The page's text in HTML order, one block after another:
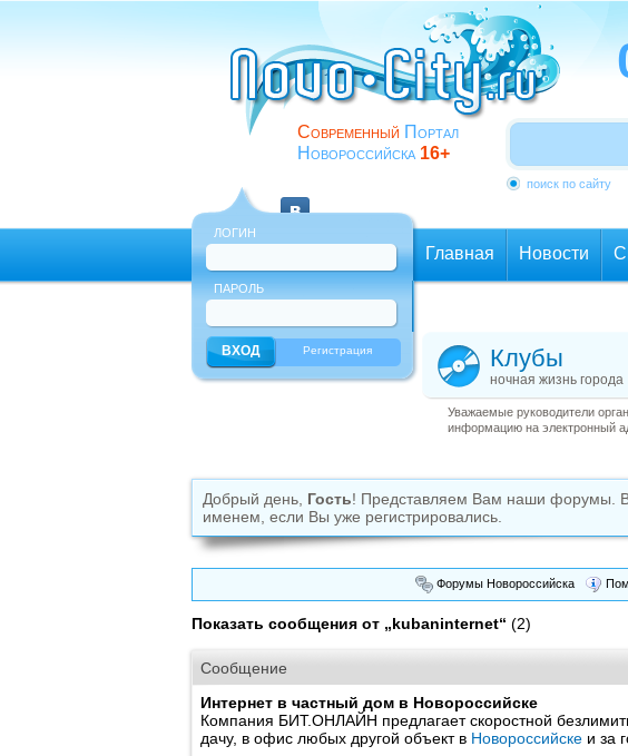
Современный Портал
Новороссийска 16+
поиск по сайту
ЛОГИН
ПАРОЛЬ
Регистрация
Главная Новости
Клубы
ночная жизнь города
Уважаемые руководители
информацию на электронный
Добрый день, Гость! Представляем Вам наши форумы.
именем, если Вы уже регистрировались.
Форумы Новороссийска
Показать сообщения от „kubaninternet“ (2)
Сообщение
Интернет в частный дом в Новороссийске
Компания БИТ.ОНЛАЙН предлагает скоростной
дачу, в офис любых другой объект в Новороссийске и за